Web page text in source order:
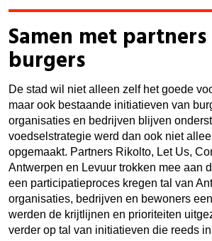
Samen met partners
burgers
De stad wil niet alleen zelf het goede
maar ook bestaande initiatieven van
organisaties en bedrijven blijven
voedselstrategie werd dan ook niet
opgemaakt. Partners Rikolto, Let Us,
Antwerpen en Levuur trokken mee aan
een participatieproces kregen tal van
organisaties, bedrijven en bewoners
werden de krijtlijnen en prioriteiten
verder op tal van initiatieven die reeds